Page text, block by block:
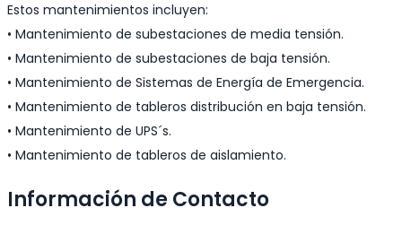
Estos mantenimientos incluyen:
• Mantenimiento de subestaciones de media tensión.
• Mantenimiento de subestaciones de baja tensión.
• Mantenimiento de Sistemas de Energía de Emergencia.
• Mantenimiento de tableros distribución en baja tensión.
• Mantenimiento de UPS´s.
• Mantenimiento de tableros de aislamiento.
Información de Contacto